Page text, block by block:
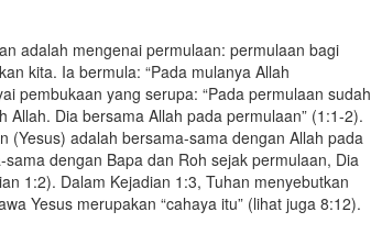
adalah mengenai permulaan: permulaan bagi
kita. Ia bermula: “Pada mulanya Allah
pembukaan yang serupa: “Pada permulaan sudah
Dia bersama Allah pada permulaan” (1:1-2).
adalah bersama-sama dengan Allah pada
dengan Bapa dan Roh sejak permulaan, Dia
1:2). Dalam Kejadian 1:3, Tuhan menyebutkan
Yesus merupakan “cahaya itu” (lihat juga 8:12).